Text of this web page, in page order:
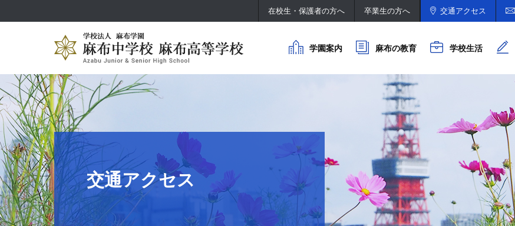
在校生・保護者の方へ 卒業生の方へ 交通アクセス
学園案内 麻布の教育 学校生活
交通アクセス